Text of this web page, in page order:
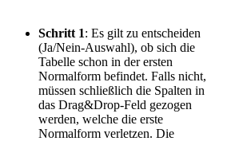
Schritt 1: Es gilt zu entscheiden
(Ja/Nein-Auswahl), ob sich die
Tabelle schon in der ersten
Normalform befindet. Falls nicht,
müssen schließlich die Spalten in
das Drag&Drop-Feld gezogen
werden, welche die erste
Normalform verletzen. Die